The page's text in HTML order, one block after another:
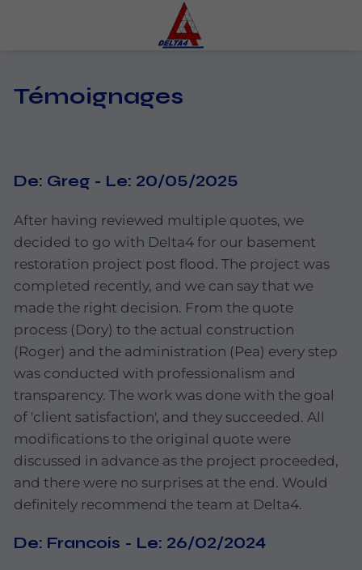
Témoignages
De: Greg - Le: 20/05/2025
After having reviewed multiple quotes, we
decided to go with Delta4 for our basement
restoration project post flood. The project was
completed recently, and we can say that we
made the right decision. From the quote
process (Dory) to the actual construction
(Roger) and the administration (Pea) every step
was conducted with professionalism and
transparency. The work was done with the goal
of 'client satisfaction', and they succeeded. All
modifications to the original quote were
discussed in advance as the project proceeded,
and there were no surprises at the end. Would
definitely recommend the team at Delta4.
De: Francois - Le: 26/02/2024